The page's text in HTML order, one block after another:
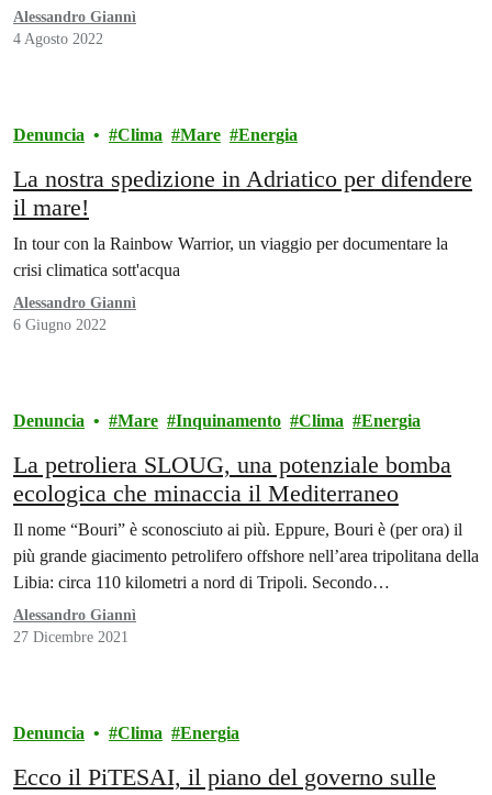
Alessandro Giannì
4 Agosto 2022
Denuncia Clima Mare Energia
La nostra spedizione in Adriatico per difendere
il mare!
In tour con la Rainbow Warrior, un viaggio per documentare la
crisi climatica sott'acqua
Alessandro Giannì
6 Giugno 2022
Denuncia Mare Inquinamento Clima Energia
La petroliera SLOUG, una potenziale bomba
ecologica che minaccia il Mediterraneo
Il nome “Bouri” è sconosciuto ai più. Eppure, Bouri è (per ora) il
più grande giacimento petrolifero offshore nell’area tripolitana della
Libia: circa 110 kilometri a nord di Tripoli. Secondo…
Alessandro Giannì
27 Dicembre 2021
Denuncia Clima Energia
Ecco il PiTESAI, il piano del governo sulle